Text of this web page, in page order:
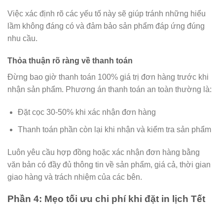
Việc xác định rõ các yếu tố này sẽ giúp tránh những hiểu
lầm không đáng có và đảm bảo sản phẩm đáp ứng đúng
nhu cầu.
Thỏa thuận rõ ràng về thanh toán
Đừng bao giờ thanh toán 100% giá trị đơn hàng trước khi
nhận sản phẩm. Phương án thanh toán an toàn thường là:
Đặt cọc 30-50% khi xác nhận đơn hàng
Thanh toán phần còn lại khi nhận và kiểm tra sản phẩm
Luôn yêu cầu hợp đồng hoặc xác nhận đơn hàng bằng
văn bản có đầy đủ thông tin về sản phẩm, giá cả, thời gian
giao hàng và trách nhiệm của các bên.
Phần 4: Mẹo tối ưu chi phí khi đặt in lịch Tết